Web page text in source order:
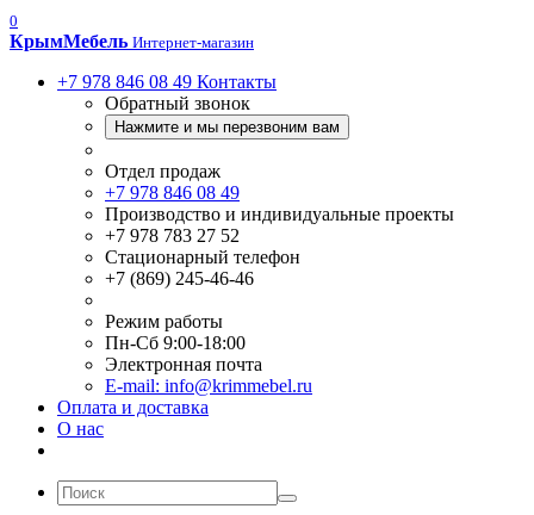
0
КрымМебель Интернет-магазин
+7 978 846 08 49 Контакты
Обратный звонок
Нажмите и мы перезвоним вам
Отдел продаж
+7 978 846 08 49
Производство и индивидуальные проекты
+7 978 783 27 52
Стационарный телефон
+7 (869) 245-46-46
Режим работы
Пн-Сб 9:00-18:00
Электронная почта
E-mail: info@krimmebel.ru
Оплата и доставка
О нас